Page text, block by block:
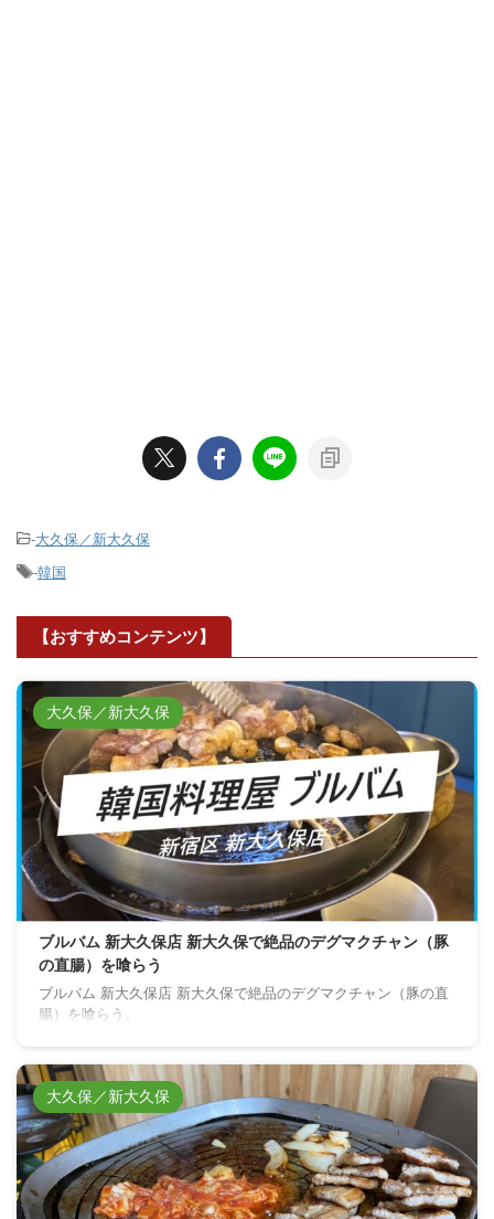
-大久保／新大久保
-韓国
【おすすめコンテンツ】
大久保／新大久保
ブルバム 新大久保店 新大久保で絶品のデグマクチャン（豚
の直腸）を喰らう
ブルバム 新大久保店 新大久保で絶品のデグマクチャン（豚の直
腸）を喰らう。
大久保／新大久保